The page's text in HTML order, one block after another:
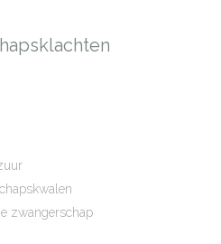
zwangerschap